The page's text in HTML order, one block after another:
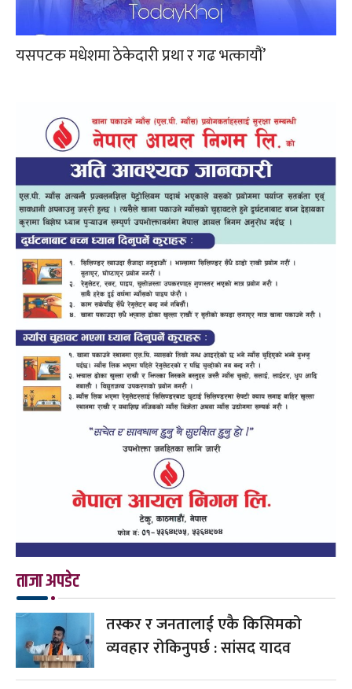
यसपटक मधेशमा ठेकेदारी प्रथा र गढ भत्कायौं’
ताजा अपडेट
तस्कर र जनतालाई एकै किसिमको
व्यवहार रोकिनुपर्छ : सांसद यादव